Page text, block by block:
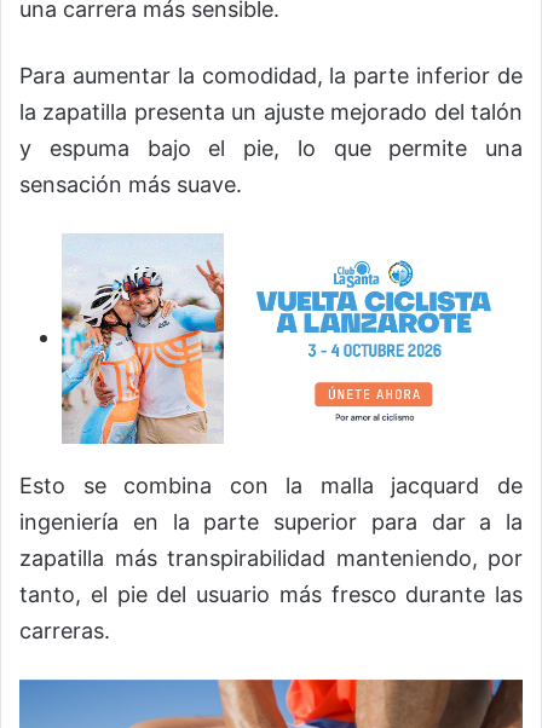
una carrera más sensible.
Para aumentar la comodidad, la parte inferior de
la zapatilla presenta un ajuste mejorado del talón
y espuma bajo el pie, lo que permite una
sensación más suave.
Esto se combina con la malla jacquard de
ingeniería en la parte superior para dar a la
zapatilla más transpirabilidad manteniendo, por
tanto, el pie del usuario más fresco durante las
carreras.